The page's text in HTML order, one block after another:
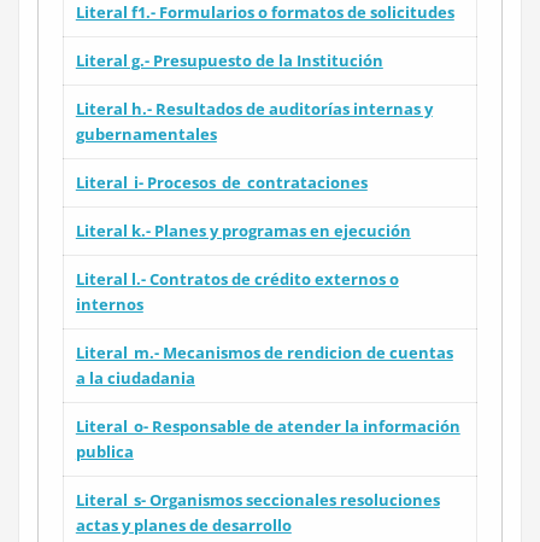
Literal f1.- Formularios o formatos de solicitudes
Literal g.- Presupuesto de la Institución
Literal h.- Resultados de auditorías internas y
gubernamentales
Literal_i- Procesos_de_contrataciones
Literal k.- Planes y programas en ejecución
Literal l.- Contratos de crédito externos o
internos
Literal_m.- Mecanismos de rendicion de cuentas
a la ciudadania
Literal_o- Responsable de atender la información
publica
Literal_s- Organismos seccionales resoluciones
actas y planes de desarrollo